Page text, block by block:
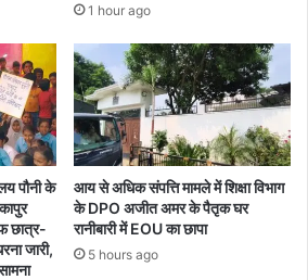
1 hour ago
पौनी के
छात्र-
जारी,
आय से अधिक संपत्ति मामले में शिक्षा विभाग
के DPO अजीत अमर के पैतृक घर
रानीबारी में EOU का छापा
5 hours ago